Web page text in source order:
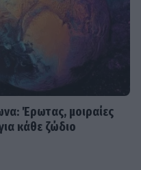
Έρωτας, μοιραίες
κάθε ζώδιο